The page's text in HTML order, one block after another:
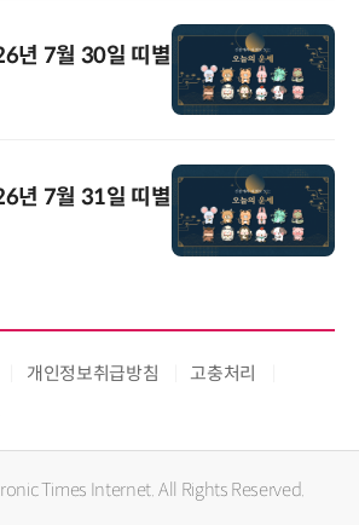
년 7월 30일 띠별
년 7월 31일 띠별
개인정보취급방침
고충처리
Times Internet. All Rights Reserved.